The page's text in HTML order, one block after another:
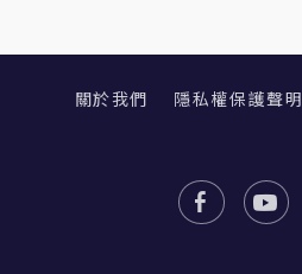
關於我們 隱私權保護聲明